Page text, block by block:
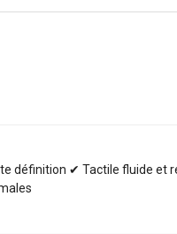
définition ✔ Tactile fluide